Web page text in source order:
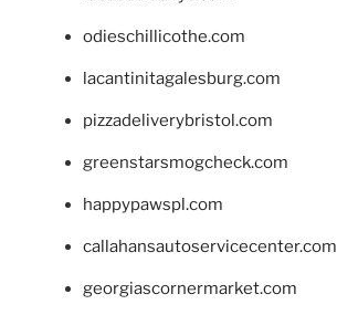
odieschillicothe.com
lacantinitagalesburg.com
pizzadeliverybristol.com
greenstarsmogcheck.com
happypawspl.com
callahansautoservicecenter.com
georgiascornermarket.com